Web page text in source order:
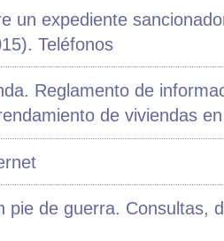
un expediente
Teléfonos
Reglamento de
de viviendas
pie de guerra. Consultas,